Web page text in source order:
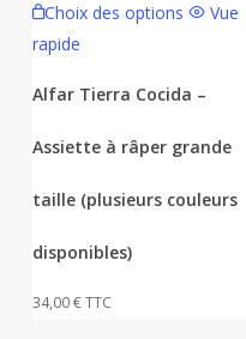
Choix des options
produit
plusieurs
Les
peuvent
Vue
rapide
Alfar Tierra Cocida –
Assiette à râper grande
taille (plusieurs couleurs
disponibles)
34,00€TTC